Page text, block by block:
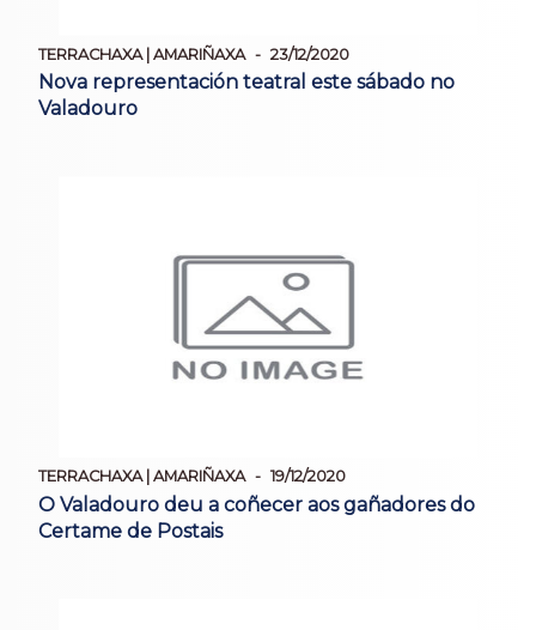
TERRACHAXA | AMARIÑAXA 23/12/2020
Nova representación teatral este sábado no
Valadouro
TERRACHAXA | AMARIÑAXA 19/12/2020
O Valadouro deu a coñecer aos gañadores do
Certame de Postais